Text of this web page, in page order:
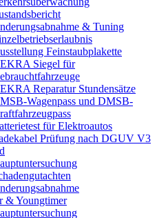
& Tuning
Feinstaubplakette
Siegel für
Reparatur Stundensätze
Wagenpass und DMSB-
für Elektroautos
Prüfung nach DGUV V3
& Youngtimer